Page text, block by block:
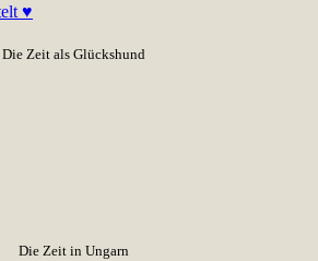
Die Zeit als Glückshund
Die Zeit in Ungarn